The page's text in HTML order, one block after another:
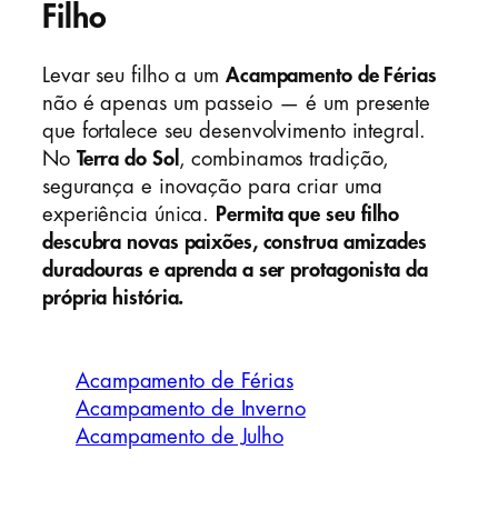
Filho
Levar seu filho a um Acampamento de Férias
não é apenas um passeio — é um presente
que fortalece seu desenvolvimento integral.
No Terra do Sol , combinamos tradição,
segurança e inovação para criar uma
experiência única.
Permita que seu filho
descubra novas paixões, construa amizades
duradouras e aprenda a ser protagonista da
própria história.
Acampamento de Férias
Acampamento de Inverno
Acampamento de Julho